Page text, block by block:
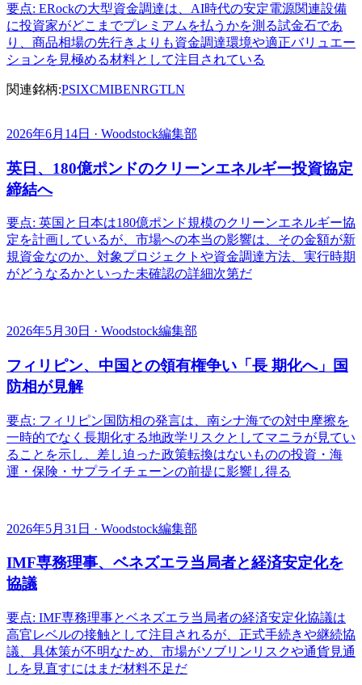
要点: ERockの大型資金調達は、AI時代の安定電源関連設備
に投資家がどこまでプレミアムを払うかを測る試金石であ
り、商品相場の先行きよりも資金調達環境や適正バリュエー
ションを見極める材料として注目されている
関連銘柄:PSIXCMIBENRGTLN
2026年6月14日 · Woodstock編集部
英日、180億ポンドのクリーンエネルギー投資協定
締結へ
要点: 英国と日本は180億ポンド規模のクリーンエネルギー協
定を計画しているが、市場への本当の影響は、その金額が新
規資金なのか、対象プロジェクトや資金調達方法、実行時期
がどうなるかといった未確認の詳細次第だ
2026年5月30日 · Woodstock編集部
フィリピン、中国との領有権争い「長 期化へ」国
防相が見解
要点: フィリピン国防相の発言は、南シナ海での対中摩擦を
一時的でなく長期化する地政学リスクとしてマニラが見てい
ることを示し、差し迫った政策転換はないものの投資・海
運・保険・サプライチェーンの前提に影響し得る
2026年5月31日 · Woodstock編集部
IMF専務理事、ベネズエラ当局者と経済安定化を
協議
要点: IMF専務理事とベネズエラ当局者の経済安定化協議は
高官レベルの接触として注目されるが、正式手続きや継続協
議、具体策が不明なため、市場がソブリンリスクや通貨見通
しを見直すにはまだ材料不足だ